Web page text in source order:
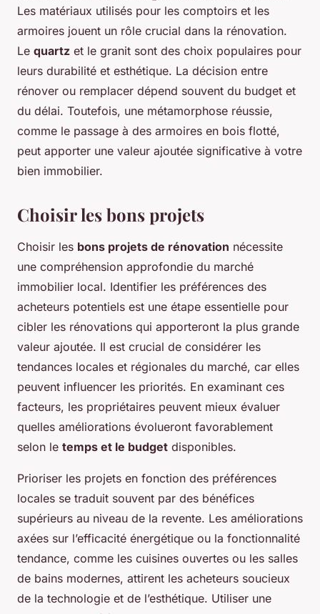
Les matériaux utilisés pour les comptoirs et les
armoires jouent un rôle crucial dans la rénovation.
Le quartz et le granit sont des choix populaires pour
leurs durabilité et esthétique. La décision entre
rénover ou remplacer dépend souvent du budget et
du délai. Toutefois, une métamorphose réussie,
comme le passage à des armoires en bois flotté,
peut apporter une valeur ajoutée significative à votre
bien immobilier.
Choisir les bons projets
Choisir les bons projets de rénovation nécessite
une compréhension approfondie du marché
immobilier local. Identifier les préférences des
acheteurs potentiels est une étape essentielle pour
cibler les rénovations qui apporteront la plus grande
valeur ajoutée. Il est crucial de considérer les
tendances locales et régionales du marché, car elles
peuvent influencer les priorités. En examinant ces
facteurs, les propriétaires peuvent mieux évaluer
quelles améliorations évolueront favorablement
selon le temps et le budget disponibles.
Prioriser les projets en fonction des préférences
locales se traduit souvent par des bénéfices
supérieurs au niveau de la revente. Les améliorations
axées sur l’efficacité énergétique ou la fonctionnalité
tendance, comme les cuisines ouvertes ou les salles
de bains modernes, attirent les acheteurs soucieux
de la technologie et de l’esthétique. Utiliser une